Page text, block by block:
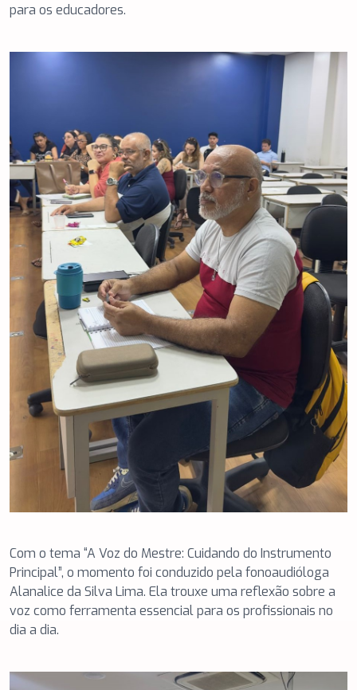
para os educadores.
Com o tema “A Voz do Mestre: Cuidando do Instrumento
Principal”, o momento foi conduzido pela fonoaudióloga
Alanalice da Silva Lima. Ela trouxe uma reflexão sobre a
voz como ferramenta essencial para os profissionais no
dia a dia.